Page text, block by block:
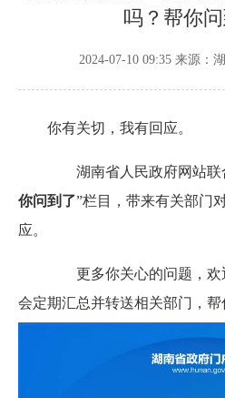
吗？帮你问
2024-07-10 09:35 来源：
你有关切，我有回应。
湖南省人民政府网站联
你问到了”栏目，带来有关部门
应。
更多你关心的问题，欢
会定期汇总并转送相关部门，帮